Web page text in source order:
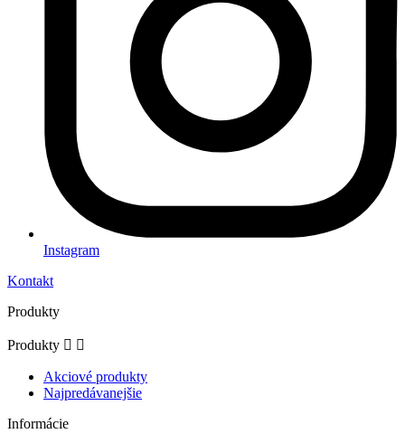
Instagram
Kontakt
Produkty
Produkty  
Akciové produkty
Najpredávanejšie
Informácie